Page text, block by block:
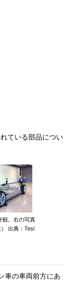
ている部品につい
観。右の写真
出典：Tesl
車の車両前方にあ